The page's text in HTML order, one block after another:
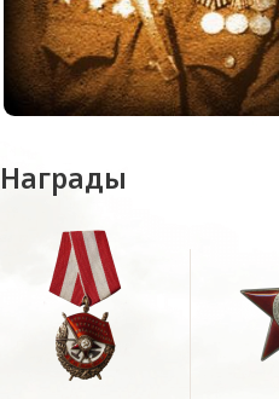
Награды